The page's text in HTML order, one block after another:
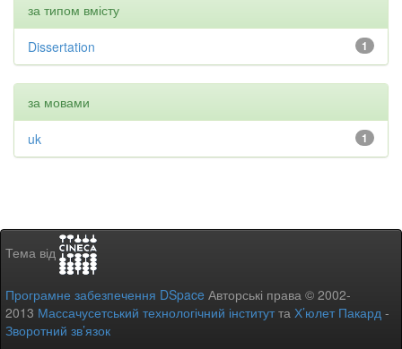
за типом вмісту
1
Dissertation
за мовами
1
uk
Тема від
Програмне забезпечення DSpace Авторські права © 2002-
2013 Массачусетський технологічний інститутта Х’юлет Пакард -
Зворотний зв’язок